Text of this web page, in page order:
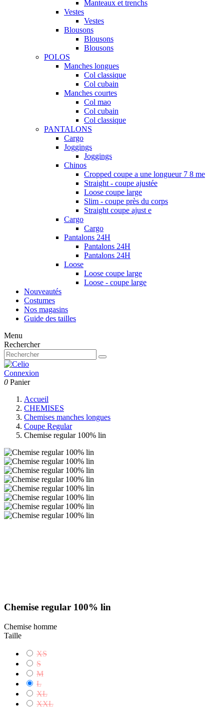
Manteaux et trenchs
Vestes
Vestes
Blousons
Blousons
Blousons
POLOS
Manches longues
Col classique
Col cubain
Manches courtes
Col mao
Col cubain
Col classique
PANTALONS
Cargo
Joggings
Joggings
Chinos
Cropped coupe a une longueur 7 8 me
Straight - coupe ajustée
Loose coupe large
Slim - coupe près du corps
Straight coupe ajust e
Cargo
Cargo
Pantalons 24H
Pantalons 24H
Pantalons 24H
Loose
Loose coupe large
Loose - coupe large
Nouveautés
Costumes
Nos magasins
Guide des tailles
Menu
Rechercher
Connexion
0 Panier
Accueil
CHEMISES
Chemises manches longues
Coupe Regular
Chemise regular 100% lin
Chemise regular 100% lin
Chemise homme
Taille
XS
S
M
L
XL
XXL